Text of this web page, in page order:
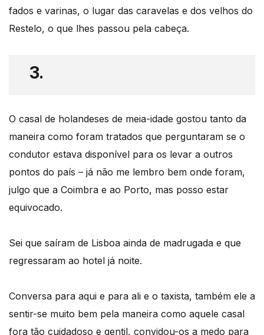
fados e varinas, o lugar das caravelas e dos velhos do
Restelo, o que lhes passou pela cabeça.
3.
O casal de holandeses de meia-idade gostou tanto da
maneira como foram tratados que perguntaram se o
condutor estava disponível para os levar a outros
pontos do país – já não me lembro bem onde foram,
julgo que a Coimbra e ao Porto, mas posso estar
equivocado.
Sei que saíram de Lisboa ainda de madrugada e que
regressaram ao hotel já noite.
Conversa para aqui e para ali e o taxista, também ele a
sentir-se muito bem pela maneira como aquele casal
fora tão cuidadoso e gentil, convidou-os a medo para